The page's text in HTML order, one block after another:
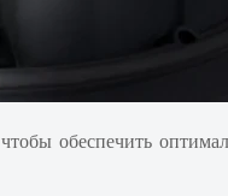
обеспечить